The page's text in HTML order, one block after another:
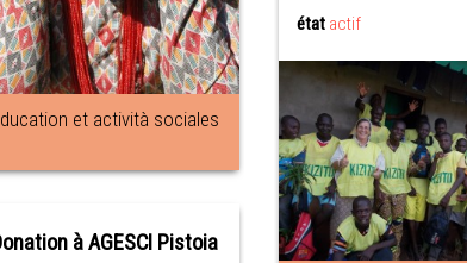
et actività sociales
à AGESCI Pistoia
état actif